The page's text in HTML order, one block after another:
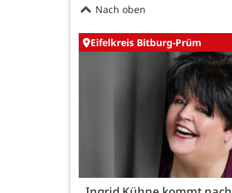
Nach oben
Eifelkreis Bitburg-Prüm